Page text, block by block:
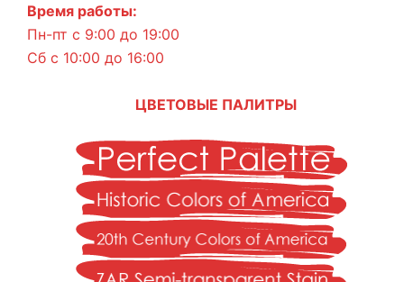
Время работы:
Пн-пт с 9:00 до 19:00
Сб с 10:00 до 16:00
ЦВЕТОВЫЕ ПАЛИТРЫ